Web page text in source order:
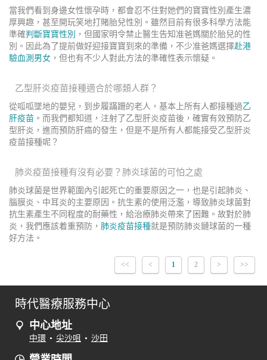
當我們看到身邊女性懷孕時，都會忍不住對她們的寶寶性別產生濃
厚興趣，甚至開玩笑地打賭胎兒性別。雖然目前有很多科學方法能
準確判斷寶寶性別 ，但國家明令禁止醫生告知准爸媽關於胎兒的性
別。因此為了提前做好迎接寶寶到來的準備，不少准爸媽選擇赴港
驗血測男女 ，但也有不少人對此方法的準確性表示懷疑。
乙型肝炎疫苗接種適合於哪類人群？
從呱呱墜地的嬰兒，到步履蹣跚的老人，基本上所有人都接種過乙
肝疫苗 。而我們都知道，注射了乙型肝炎疫苗後，確實有效預防乙
型肝炎，進而預防肝癌的發生，但是不是所有人都能接受乙型肝炎
疫苗接種呢？
肺炎疫苗接種有沒有必要？肺炎球菌的可怕之處
肺炎球菌是世界範圍內引起死亡的重要原因之一，也是引起肺炎、
腦膜炎、中耳炎的主要原因。抗生素的使用泛濫，導致肺炎球菌對
抗生素產生不同程度的耐藥性，給治療肺炎帶來了困難。故對於肺
炎，我們應該着重預防， 肺炎疫苗接種就是預防肺炎鏈球菌的一種
好方法。
<< < 1 2 > >>
時代醫療服務中心
中心地址
中環 • 尖沙咀 • 沙田